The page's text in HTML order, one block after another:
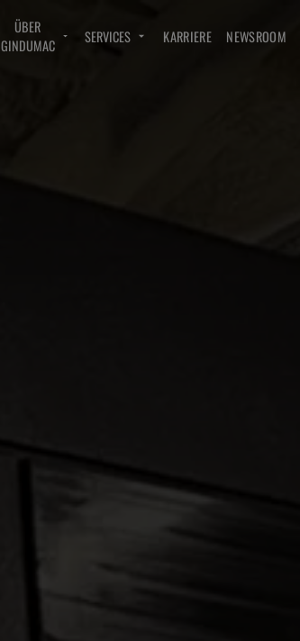
ÜBER
GINDUMAC
SERVICES KARRIERE NEWSROOM